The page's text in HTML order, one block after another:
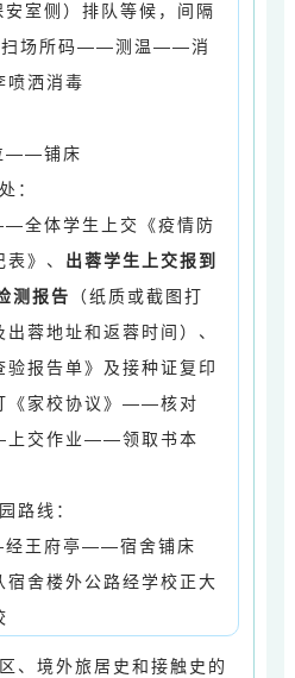
室侧） 排队等候，间隔
场所码——测温——消
喷洒消毒
——铺床
：
全体学生上交《疫情防
》、 出蓉学生上交报到
测报告
（纸质或截图打
蓉地址和返蓉时间）、
报告单》及接种证复印
家校协议》 ——核对
上 交作业——领取书本
路线：
王府亭——宿舍铺床
舍楼外公路经学校正大
、境外旅居史和接触史的